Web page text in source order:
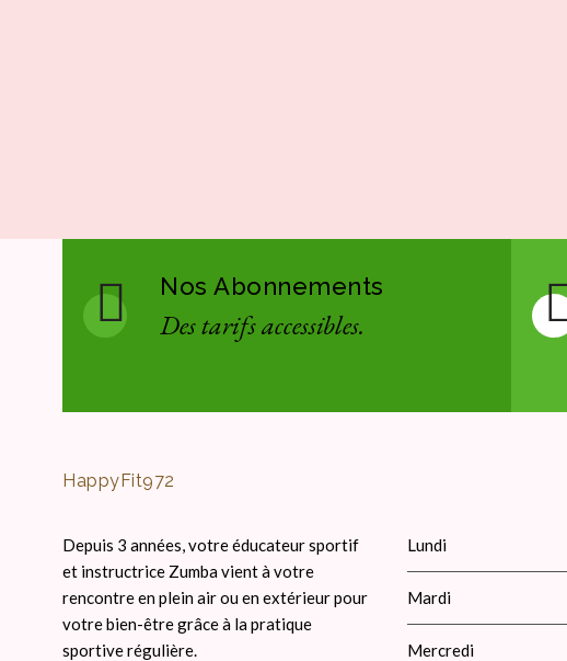
Nos Abonnements
Des tarifs accessibles.
HappyFit972
Depuis 3 années, votre éducateur sportif
et instructrice Zumba vient à votre
rencontre en plein air ou en extérieur pour
votre bien-être grâce à la pratique
sportive régulière.
Lundi
Mardi
Mercredi